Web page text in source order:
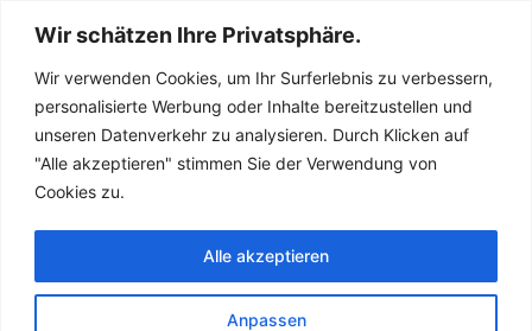
Wir schätzen Ihre Privatsphäre.
Wir verwenden Cookies, um Ihr Surferlebnis zu verbessern,
personalisierte Werbung oder Inhalte bereitzustellen und
unseren Datenverkehr zu analysieren. Durch Klicken auf
"Alle akzeptieren" stimmen Sie der Verwendung von
Cookies zu.
Anpassen
Alle akzeptieren
Sanitär Notdienst
(Klempner) für
Schwissel